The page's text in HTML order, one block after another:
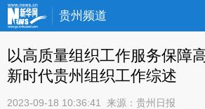
贵州频道
以高质量组织工作服务保
新时代贵州组织工作综述
2023-09-18 10:36:41 来源： 贵州日报